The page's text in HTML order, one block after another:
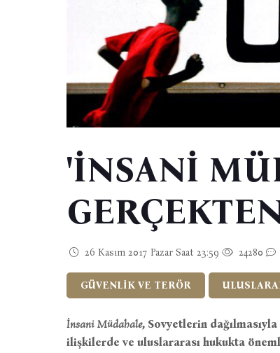
'İNSANİ
26 Kasım 2017 Pazar Saat 23:59 24280
GÜVENLİK VE TERÖR
İnsani Müdahale, Sovyetlerin
ilişkilerde ve uluslararası hukukta